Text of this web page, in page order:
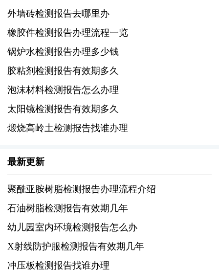
重金属残留量：铅、镉、汞、砷等元素超标情
况；
农药残留分析：检查常用杀虫剂是否超出安全
限量标准；
微生物指标：细菌总数、大肠杆菌群、霉菌毒
室咨询相应报价。值得注意的是，某些特殊要
三、了解影响价格的因素
1、样本数量：提交给实验室用于分析的样品数
量越多，则单件平均成本往往越低。但同时需
要注意的是过多重复采样也可能增加总体预
外墙砖检测报告去哪里办
橡胶件检测报告办理流程一览
锅炉水检测报告办理多少钱
胶粘剂检测报告有效期多久
泡沫材料检测报告怎么办理
太阳镜检测报告有效期多久
煅烧高岭土检测报告找谁办理
最新更新
聚酰亚胺树脂检测报告办理流程介绍
石油树脂检测报告有效期几年
幼儿园室内环境检测报告怎么办
X射线防护服检测报告有效期几年
冲压板检测报告找谁办理